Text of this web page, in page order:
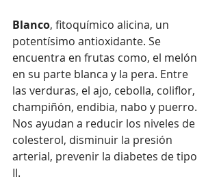
Blanco, fitoquímico alicina, un
potentísimo antioxidante. Se
encuentra en frutas como, el melón
en su parte blanca y la pera. Entre
las verduras, el ajo, cebolla, coliflor,
champiñón, endibia, nabo y puerro.
Nos ayudan a reducir los niveles de
colesterol, disminuir la presión
arterial, prevenir la diabetes de tipo
II.